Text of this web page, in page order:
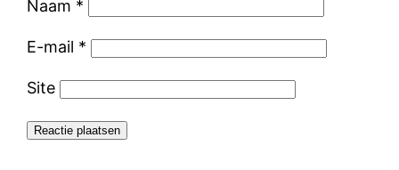
Naam *
E-mail *
Site